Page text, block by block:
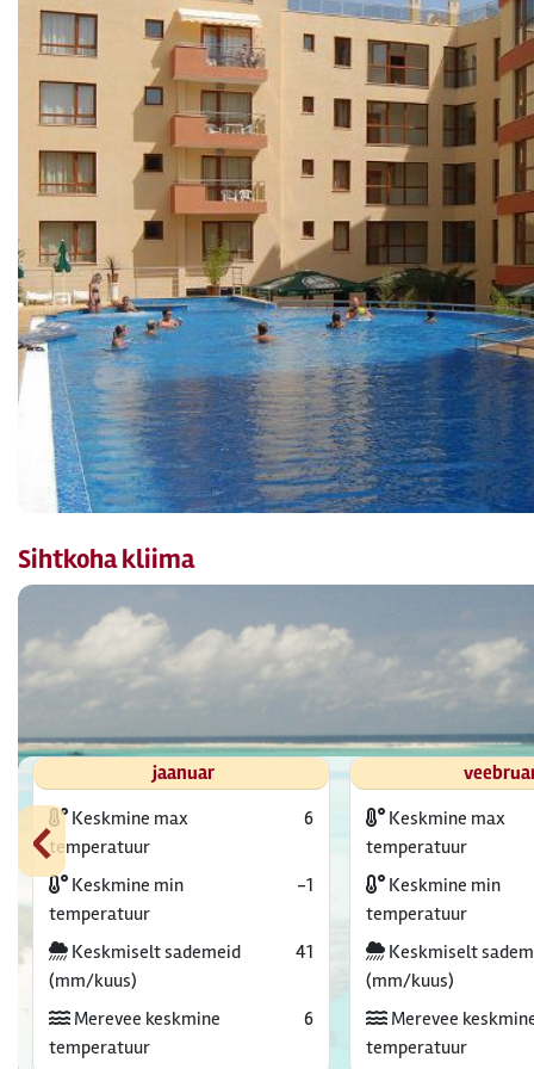
Sihtkoha kliima
‹
jaanuar
Keskmine max
temperatuur
6
Keskmine min
temperatuur
-1
Keskmiselt sademeid
(mm/kuus)
41
Merevee keskmine
temperatuur
6
Keskmine max
temperatuur
Keskmine min
temperatuur
Keskmiselt
(mm/kuus)
Merevee
temperatuur